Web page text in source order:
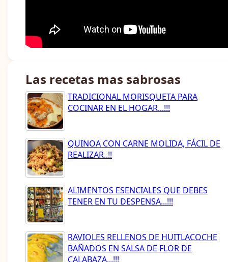
Las recetas mas sabrosas
TRADICIONAL MORISQUETA PARA
COCINAR EN EL HOGAR...!!!
QUINOA CON CARNE MOLIDA, FÁCIL DE
REALIZAR..!!
ALIMENTOS ESENCIALES QUE DEBES
TENER EN TU DESPENSA...!!!
RAVIOLES RELLENOS DE HUITLACOCHE
BAÑADOS EN SALSA DE FLOR DE
CALABAZA...!!!